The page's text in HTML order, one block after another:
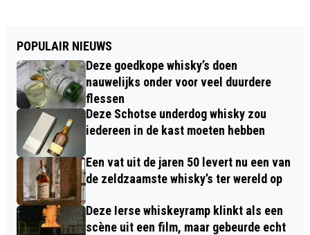
POPULAIR NIEUWS
Deze goedkope whisky’s doen
nauwelijks onder voor veel duurdere
flessen
Deze Schotse underdog whisky zou
iedereen in de kast moeten hebben
Een vat uit de jaren 50 levert nu een van
de zeldzaamste whisky’s ter wereld op
Deze Ierse whiskeyramp klinkt als een
scène uit een film, maar gebeurde echt